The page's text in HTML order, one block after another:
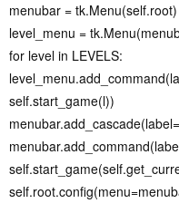
menubar = tk.Menu(self.root)
level_menu =
for level in LEVELS:
self.start_game(l))